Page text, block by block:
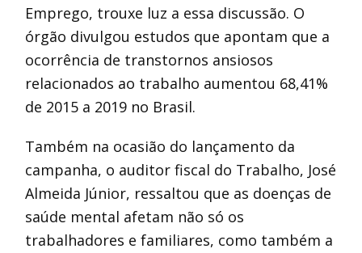
Emprego, trouxe luz a essa discussão. O
órgão divulgou estudos que apontam que a
ocorrência de transtornos ansiosos
relacionados ao trabalho aumentou 68,41%
de 2015 a 2019 no Brasil.
Também na ocasião do lançamento da
campanha, o auditor fiscal do Trabalho, José
Almeida Júnior, ressaltou que as doenças de
saúde mental afetam não só os
trabalhadores e familiares, como também a